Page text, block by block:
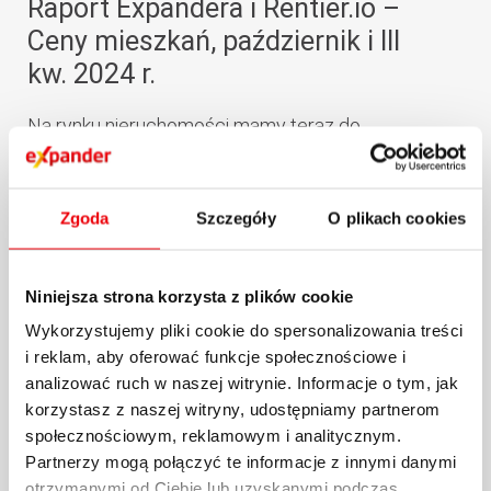
Zgoda Szczegóły O plikach cookies
Niniejsza strona korzysta z plików cookie
Wykorzystujemy pliki cookie do spersonalizowania treści
i reklam, aby oferować funkcje społecznościowe i
analizować ruch w naszej witrynie. Informacje o tym, jak
korzystasz z naszej witryny, udostępniamy partnerom
społecznościowym, reklamowym i analitycznym.
Partnerzy mogą połączyć te informacje z innymi danymi
Raport Expandera i Rentier.io –
Ceny mieszkań, październik i III
kw. 2024 r.
Na rynku nieruchomości mamy teraz do
czynienia z dość dziwną sytuacją. Z raportu
29.10.2024 / KOMENTARZE I ANALIZY